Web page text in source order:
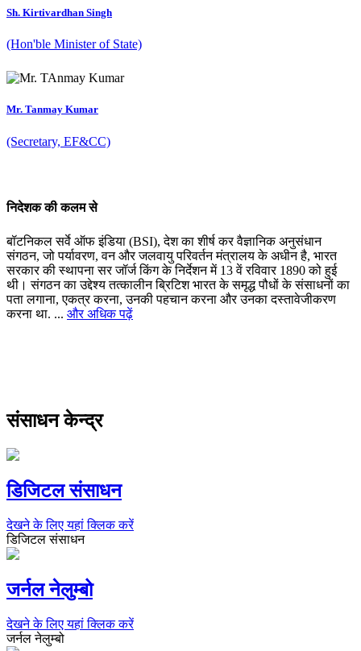
Sh. Kirtivardhan Singh
(Hon'ble Minister of State)
Mr. Tanmay Kumar
(Secretary, EF&CC)
निदेशक की कलम से
बॉटनिकल सर्वे ऑफ इंडिया (BSI), देश का शीर्ष कर वैज्ञानिक अनुसंधान
संगठन, जो पर्यावरण, वन और जलवायु परिवर्तन मंत्रालय के अधीन है, भारत
सरकार की स्थापना सर जॉर्ज किंग के निर्देशन में 13 वें रविवार 1890 को हुई
थी। संगठन का उद्देश्य तत्कालीन ब्रिटिश भारत के समृद्ध पौधों के संसाधनों का
पता लगाना, एकत्र करना, उनकी पहचान करना और उनका दस्तावेजीकरण
करना था. ... और अधिक पढ़ें
संसाधन केन्द्र
डिजिटल संसाधन
देखने के लिए यहां क्लिक करें
डिजिटल संसाधन
जर्नल नेलुम्बो
देखने के लिए यहां क्लिक करें
जर्नल नेलुम्बो